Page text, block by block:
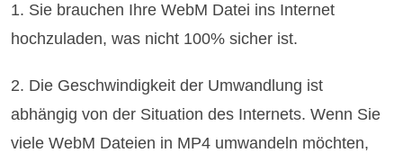
1. Sie brauchen Ihre WebM Datei ins Internet
hochzuladen, was nicht 100% sicher ist.
2. Die Geschwindigkeit der Umwandlung ist
abhängig von der Situation des Internets. Wenn Sie
viele WebM Dateien in MP4 umwandeln möchten,